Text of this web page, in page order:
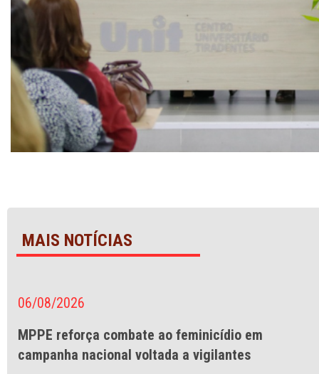
MAIS NOTÍCIAS
06/08/2026
MPPE reforça combate ao feminicídio em
campanha nacional voltada a vigilantes